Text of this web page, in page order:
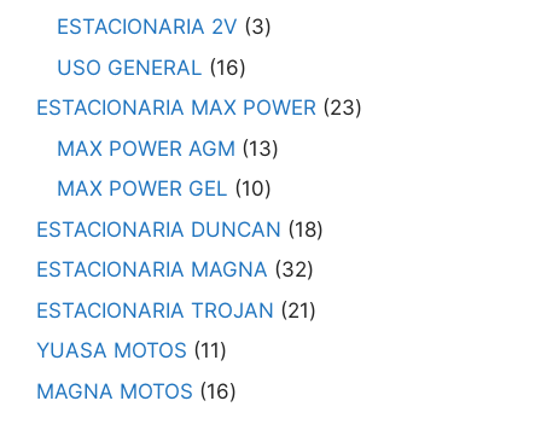
ESTACIONARIA 2V
3
USO GENERAL
16
ESTACIONARIA MAX POWER 23
MAX POWER AGM
13
MAX POWER GEL
10
ESTACIONARIA DUNCAN
18
ESTACIONARIA MAGNA
32
ESTACIONARIA TROJAN
21
YUASA MOTOS
11
MAGNA MOTOS
16